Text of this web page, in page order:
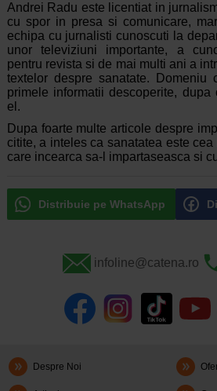
Andrei Radu este licentiat in
cu spor in presa si comunicare,
echipa cu jurnalisti cunoscuti la
unor televiziuni importante, a
pentru revista si de mai multi ani a
textelor despre sanatate.
primele informatii descoperite, dupa
el.
Dupa foarte multe articole despre
citite, a inteles ca sanatatea este
care incearca sa-l impartaseasca si
Distribuie pe WhatsApp
infoline@catena.ro
Despre Noi